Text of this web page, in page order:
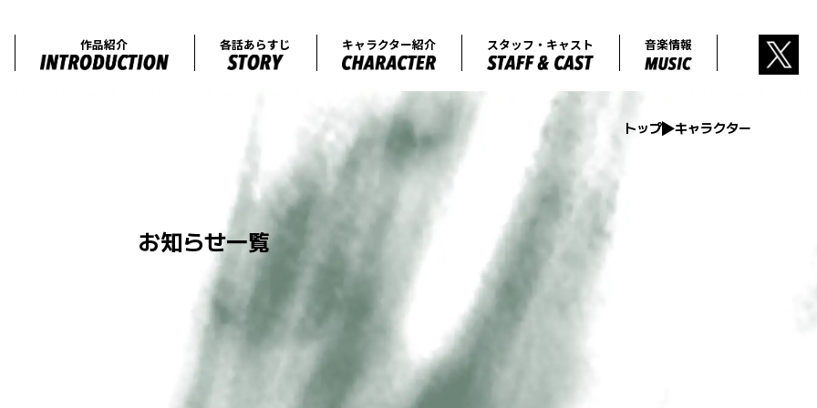
オンエア情報 作品紹介 各話あらすじ キャラクター紹介 スタッフ・キ
トップ キャラクター
お知らせ一覧